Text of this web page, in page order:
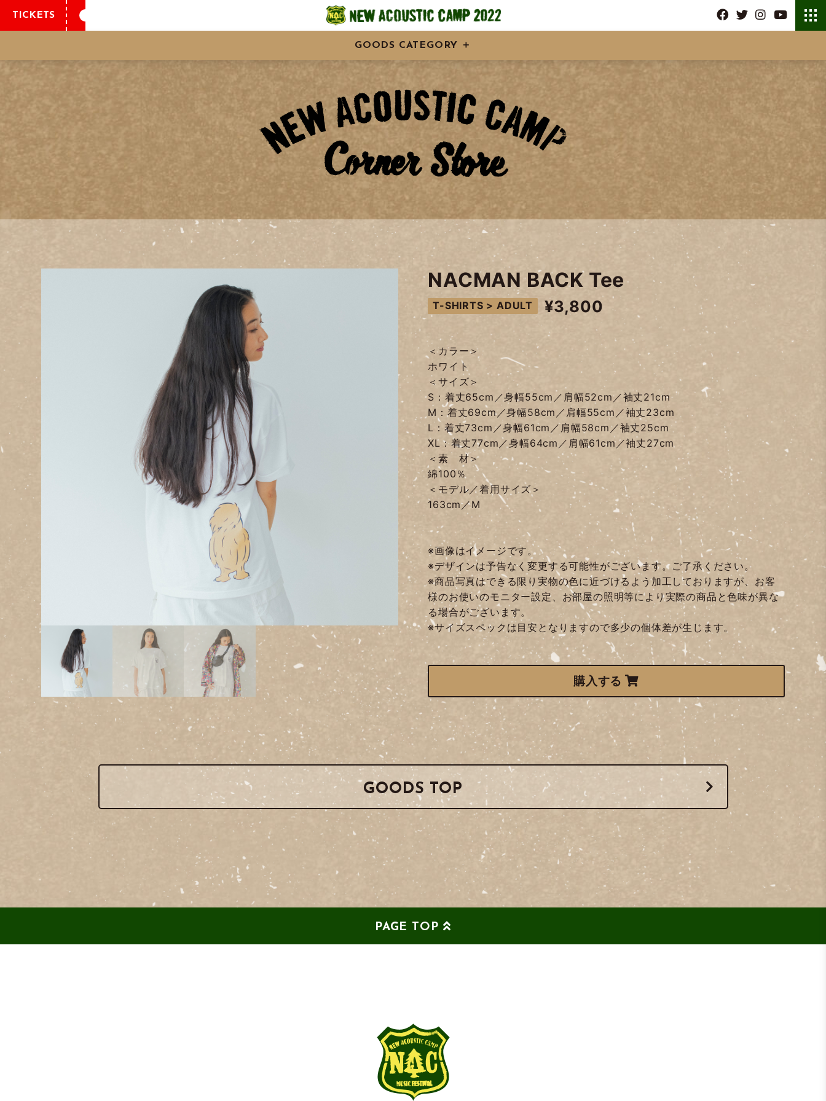
TICKETS
GOODS CATEGORY
NACMAN BACK Tee
T-SHIRTS > ADULT ¥3,800
＜カラー＞
ホワイト
＜サイズ＞
S：着丈65cm／身幅55cm／肩幅52cm／袖丈21cm
M：着丈69cm／身幅58cm／肩幅55cm／袖丈23cm
L：着丈73cm／身幅61cm／肩幅58cm／袖丈25cm
XL：着丈77cm／身幅64cm／肩幅61cm／袖丈27cm
＜素 材＞
綿100％
＜モデル／着用サイズ＞
163cm／M
※画像はイメージです。
※デザインは予告なく変更する可能性がございます。ご了承ください。
※商品写真はできる限り実物の色に近づけるよう加工しておりますが、お客
様のお使いのモニター設定、お部屋の照明等により実際の商品と色味が異な
る場合がございます。
※サイズスペックは目安となりますので多少の個体差が生じます。
購入する
GOODS TOP
PAGE TOP